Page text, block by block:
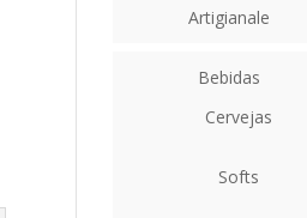
Artigianale
Bebidas
Cervejas
Softs